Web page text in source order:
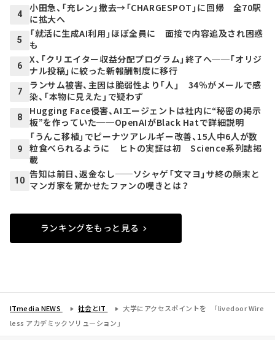
4
小田急、「充レン」撤去→「CHARGESPOT」に回帰 全70駅
に拡大へ
5
「就活に生成AI利用」ほぼ全員に 面接で内容追及され困惑
も
6
X、「クリエイター収益分配プログラム」終了へ──「オリジ
ナル投稿」に絞った新報酬制度に移行
7
ランサム被害、主因は脆弱性より「人」 34％がメールで感
染、「本物に見えた」で疑わず
8
Hugging Face侵害、AIエージェントは社内に“秘密の掲示
板”を作っていた──OpenAIがBlack Hatで詳細説明
9
「うんこ移植」でピーナツアレルギー改善、15人中6人が数
粒食べられるように ヒトの実証は初 Science系列誌掲
載
10
告知は前日、返金なし──ソシャゲ「文マヨ」サ終の顛末と
マンガ家を驚かせたファンの嘆きとは？
ランキングをもっと見る
ITmedia NEWS 社会とIT
大学にアクセスポイントを 「livedoor Wire
less アカデミックソリューション」